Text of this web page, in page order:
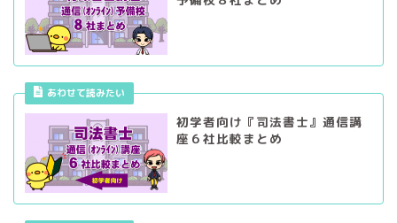
あわせて読みたい
初学者向け『司法書士』通信講
座６社比較まとめ